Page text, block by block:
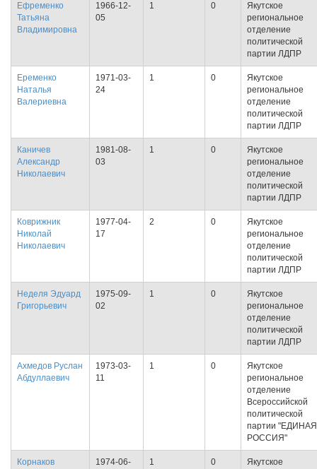
Ефременко
Татьяна
Владимировна
1966-12-
05
1 0
Якутское
региональное
отделение
политической
партии ЛДПР
Еременко
Наталья
Валериевна
1971-03-
24
1 0
Якутское
региональное
отделение
политической
партии ЛДПР
Каничев
Александр
Николаевич
1981-08-
03
1 0
Якутское
региональное
отделение
политической
партии ЛДПР
Коврижник
Николай
Николаевич
1977-04-
17
2 0
Якутское
региональное
отделение
политической
партии ЛДПР
Неделя Эдуард
Григорьевич
1975-09-
02
1 0
Якутское
региональное
отделение
политической
партии ЛДПР
Ахмедов Руслан
Абдуллаевич
1973-03-
11
1 0
Якутское
региональное
отделение
Всероссийской
политической
партии "ЕДИНАЯ
РОССИЯ"
Корнаков 1974-06- 1 0 Якутское